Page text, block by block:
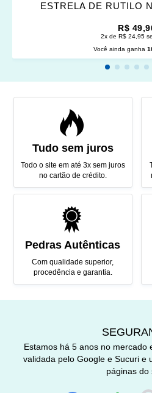
ESTRELA DE RUTILO
R$
2x de R$ 24,95
Você ainda ganha
Tudo sem juros
Todo o site em até 3x sem juros
no cartão de crédito.
Pedras Autênticas
Com qualidade superior,
procedência e garantia.
Estamos há 5 anos no mercado
validada pelo Google e Sucuri e
páginas do